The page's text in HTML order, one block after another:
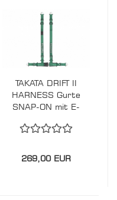
TAKATA DRIFT II
HARNESS Gurte
SNAP-ON mit E-
269,00 EUR